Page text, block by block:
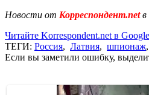
Новости от Корреспондент.netв
Читайте Korrespondent.net в
ТЕГИ: Россия, Латвия, шпионаж,
Если вы заметили ошибку,